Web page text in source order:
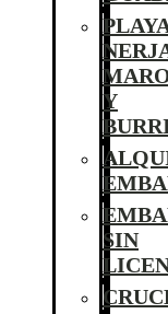
Y
SIN